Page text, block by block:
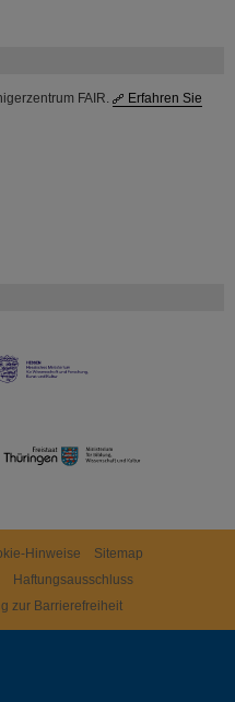
FAIR.
Erfahren Sie
Hinweise
Sitemap
Haftungsausschluss
zur Barrierefreiheit